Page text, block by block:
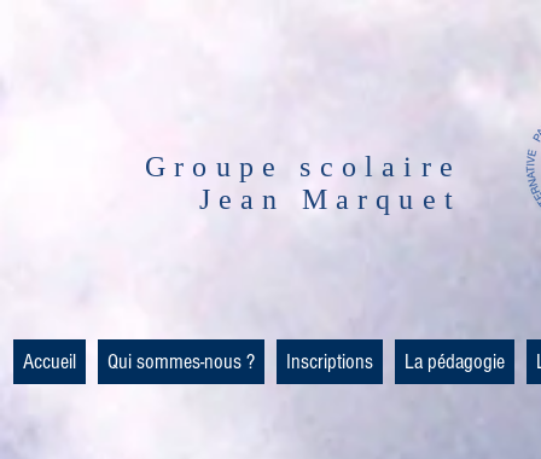
Groupe scolaire
Jean Marquet
Accueil Qui sommes-nous ? Inscriptions La pédagogie